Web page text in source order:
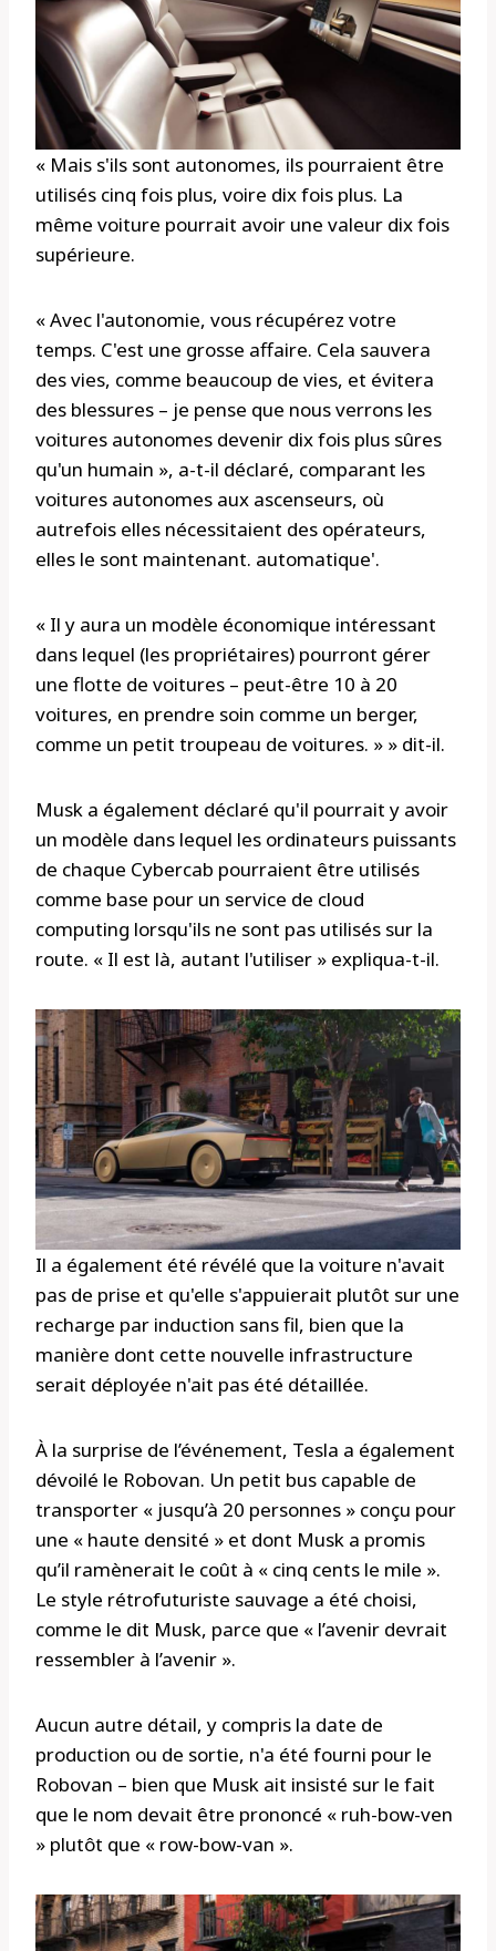
« Mais s'ils sont autonomes, ils pourraient être
utilisés cinq fois plus, voire dix fois plus. La
même voiture pourrait avoir une valeur dix fois
supérieure.
« Avec l'autonomie, vous récupérez votre
temps. C'est une grosse affaire. Cela sauvera
des vies, comme beaucoup de vies, et évitera
des blessures – je pense que nous verrons les
voitures autonomes devenir dix fois plus sûres
qu'un humain », a-t-il déclaré, comparant les
voitures autonomes aux ascenseurs, où
autrefois elles nécessitaient des opérateurs,
elles le sont maintenant. automatique'.
« Il y aura un modèle économique intéressant
dans lequel (les propriétaires) pourront gérer
une flotte de voitures – peut-être 10 à 20
voitures, en prendre soin comme un berger,
comme un petit troupeau de voitures. » » dit-il.
Musk a également déclaré qu'il pourrait y avoir
un modèle dans lequel les ordinateurs puissants
de chaque Cybercab pourraient être utilisés
comme base pour un service de cloud
computing lorsqu'ils ne sont pas utilisés sur la
route. « Il est là, autant l'utiliser » expliqua-t-il.
Il a également été révélé que la voiture n'avait
pas de prise et qu'elle s'appuierait plutôt sur une
recharge par induction sans fil, bien que la
manière dont cette nouvelle infrastructure
serait déployée n'ait pas été détaillée.
À la surprise de l’événement, Tesla a également
dévoilé le Robovan. Un petit bus capable de
transporter « jusqu’à 20 personnes » conçu pour
une « haute densité » et dont Musk a promis
qu’il ramènerait le coût à « cinq cents le mile ».
Le style rétrofuturiste sauvage a été choisi,
comme le dit Musk, parce que « l’avenir devrait
ressembler à l’avenir ».
Aucun autre détail, y compris la date de
production ou de sortie, n'a été fourni pour le
Robovan – bien que Musk ait insisté sur le fait
que le nom devait être prononcé « ruh-bow-ven
» plutôt que « row-bow-van ».